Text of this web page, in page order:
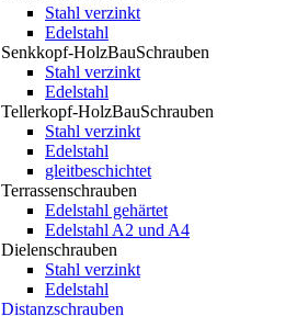
Stahl verzinkt
Edelstahl
Senkkopf-HolzBauSchrauben
Stahl verzinkt
Edelstahl
Tellerkopf-HolzBauSchrauben
Stahl verzinkt
Edelstahl
gleitbeschichtet
Terrassenschrauben
Edelstahl gehärtet
Edelstahl A2 und A4
Dielenschrauben
Stahl verzinkt
Edelstahl
Distanzschrauben